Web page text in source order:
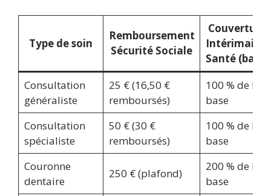
Type de soin
Remboursement
Sécurité Sociale
Couverture
Intérimaires
Santé (base)
Consultation
généraliste
25 € (16,50 €
remboursés)
100 % de la
base
Consultation
spécialiste
50 € (30 €
remboursés)
100 % de la
base
Couronne
dentaire
250 € (plafond)
200 % de la
base